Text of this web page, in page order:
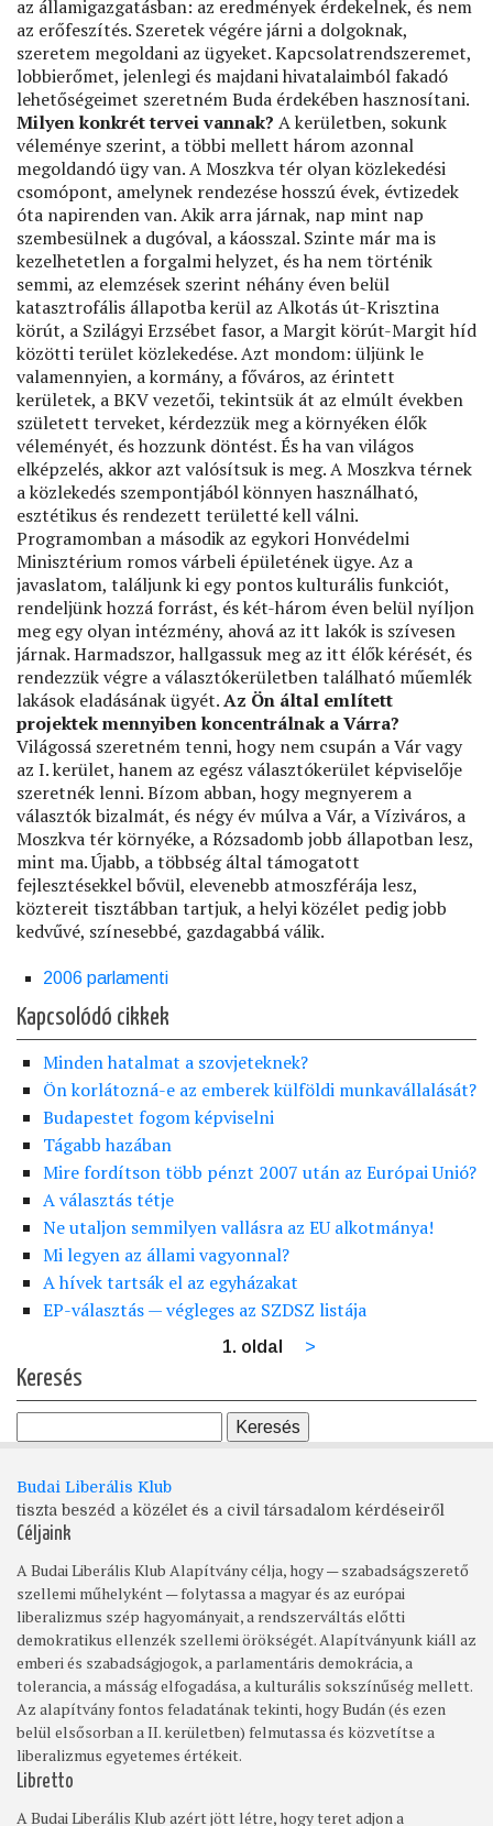
az államigazgatásban: az eredmények érdekelnek, és nem
az erőfeszítés. Szeretek végére járni a dolgoknak,
szeretem megoldani az ügyeket. Kapcsolatrendszeremet,
lobbierőmet, jelenlegi és majdani hivatalaimból fakadó
lehetőségeimet szeretném Buda érdekében hasznosítani.
Milyen konkrét tervei vannak? A kerületben, sokunk
véleménye szerint, a többi mellett három azonnal
megoldandó ügy van. A Moszkva tér olyan közlekedési
csomópont, amelynek rendezése hosszú évek, évtizedek
óta napirenden van. Akik arra járnak, nap mint nap
szembesülnek a dugóval, a káosszal. Szinte már ma is
kezelhetetlen a forgalmi helyzet, és ha nem történik
semmi, az elemzések szerint néhány éven belül
katasztrofális állapotba kerül az Alkotás út-Krisztina
körút, a Szilágyi Erzsébet fasor, a Margit körút-Margit híd
közötti terület közlekedése. Azt mondom: üljünk le
valamennyien, a kormány, a főváros, az érintett
kerületek, a BKV vezetői, tekintsük át az elmúlt években
született terveket, kérdezzük meg a környéken élők
véleményét, és hozzunk döntést. És ha van világos
elképzelés, akkor azt valósítsuk is meg. A Moszkva térnek
a közlekedés szempontjából könnyen használható,
esztétikus és rendezett területté kell válni.
Programomban a második az egykori Honvédelmi
Minisztérium romos várbeli épületének ügye. Az a
javaslatom, találjunk ki egy pontos kulturális funkciót,
rendeljünk hozzá forrást, és két-három éven belül nyíljon
meg egy olyan intézmény, ahová az itt lakók is szívesen
járnak. Harmadszor, hallgassuk meg az itt élők kérését, és
rendezzük végre a választókerületben található műemlék
lakások eladásának ügyét.Az Ön által említett
projektek mennyiben koncentrálnak a Várra?
Világossá szeretném tenni, hogy nem csupán a Vár vagy
az I. kerület, hanem az egész választókerület képviselője
szeretnék lenni. Bízom abban, hogy megnyerem a
választók bizalmát, és négy év múlva a Vár, a Víziváros, a
Moszkva tér környéke, a Rózsadomb jobb állapotban lesz,
mint ma. Újabb, a többség által támogatott
fejlesztésekkel bővül, elevenebb atmoszférája lesz,
köztereit tisztábban tartjuk, a helyi közélet pedig jobb
kedvűvé, színesebbé, gazdagabbá válik.
2006 parlamenti
Kapcsolódó cikkek
Minden hatalmat a szovjeteknek?
Ön korlátozná-e az emberek külföldi munkavállalását?
Budapestet fogom képviselni
Tágabb hazában
Mire fordítson több pénzt 2007 után az Európai Unió?
A választás tétje
Ne utaljon semmilyen vallásra az EU alkotmánya!
Mi legyen az állami vagyonnal?
A hívek tartsák el az egyházakat
EP-választás — végleges az SZDSZ listája
1. oldal
Következő
>
Keresés
Budai Liberális Klub
tiszta beszéd a közélet és a civil társadalom kérdéseiről
Céljaink
A Budai Liberális Klub Alapítvány célja, hogy — szabadságszerető
szellemi műhelyként — folytassa a magyar és az európai
liberalizmus szép hagyományait, a rendszerváltás előtti
demokratikus ellenzék szellemi örökségét. Alapítványunk kiáll az
emberi és szabadságjogok, a parlamentáris demokrácia, a
tolerancia, a másság elfogadása, a kulturális sokszínűség mellett.
Az alapítvány fontos feladatának tekinti, hogy Budán (és ezen
belül elsősorban a II. kerületben) felmutassa és közvetítse a
liberalizmus egyetemes értékeit.
Libretto
A Budai Liberális Klub azért jött létre, hogy teret adjon a